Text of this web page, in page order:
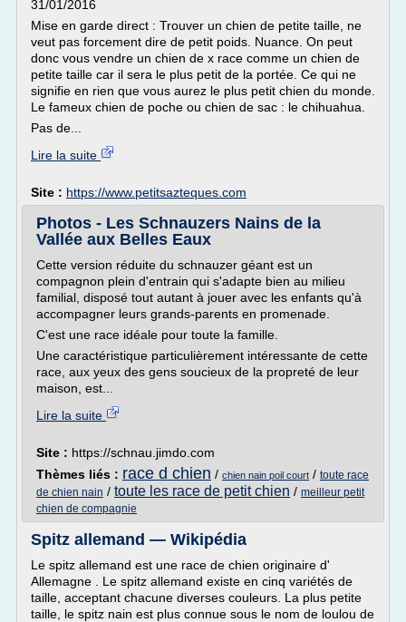
31/01/2016
Mise en garde direct : Trouver un chien de petite taille, ne
veut pas forcement dire de petit poids. Nuance. On peut
donc vous vendre un chien de x race comme un chien de
petite taille car il sera le plus petit de la portée. Ce qui ne
signifie en rien que vous aurez le plus petit chien du monde.
Le fameux chien de poche ou chien de sac : le chihuahua.
Pas de...
Lire la suite
Site : https://www.petitsazteques.com
Photos - Les Schnauzers Nains de la
Vallée aux Belles Eaux
Cette version réduite du schnauzer géant est un
compagnon plein d'entrain qui s'adapte bien au milieu
familial, disposé tout autant à jouer avec les enfants qu'à
accompagner leurs grands-parents en promenade.
C'est une race idéale pour toute la famille.
Une caractéristique particulièrement intéressante de cette
race, aux yeux des gens soucieux de la propreté de leur
maison, est...
Lire la suite
Site : https://schnau.jimdo.com
Thèmes liés : race d chien / chien nain poil court / toute race
de chien nain / toute les race de petit chien / meilleur petit
chien de compagnie
Spitz allemand — Wikipédia
Le spitz allemand est une race de chien originaire d'
Allemagne . Le spitz allemand existe en cinq variétés de
taille, acceptant chacune diverses couleurs. La plus petite
taille, le spitz nain est plus connue sous le nom de loulou de